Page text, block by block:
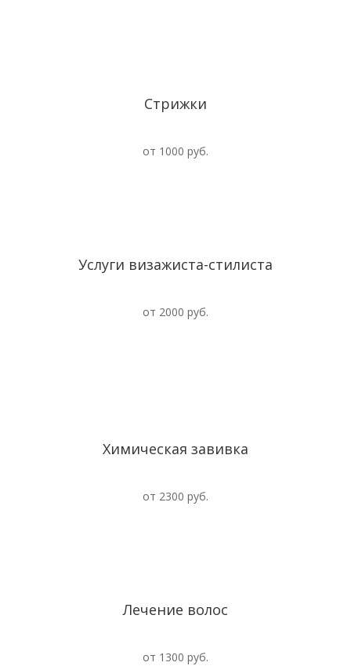
Стрижки
от 1000 руб.
Услуги визажиста-стилиста
от 2000 руб.
Химическая завивка
от 2300 руб.
Лечение волос
от 1300 руб.